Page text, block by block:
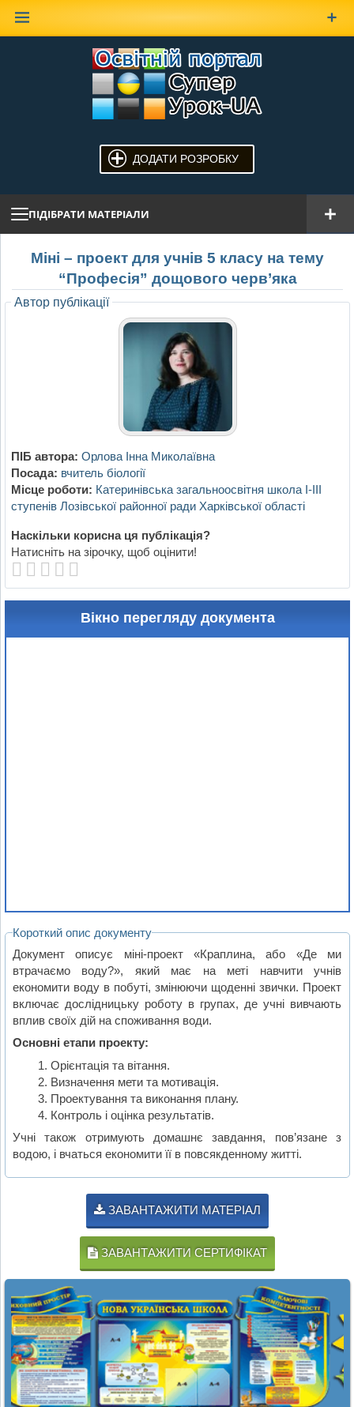
ДОДАТИ РОЗРОБКУ
ПІДІБРАТИ МАТЕРІАЛИ
Міні – проект для учнів 5 класу на тему
“Професія” дощового черв’яка
Автор публікації
ПІБ автора: Орлова Інна Миколаївна
Посада: вчитель біології
Місце роботи: Катеринівська загальноосвітня школа І-ІІІ
ступенів Лозівської районної ради Харківської області
Наскільки корисна ця публікація?
Натисніть на зірочку, щоб оцінити!
Вікно перегляду документа
Короткий опис документу
Документ описує міні-проект «Краплина, або «Де ми
втрачаємо воду?», який має на меті навчити учнів
економити воду в побуті, змінюючи щоденні звички. Проект
включає дослідницьку роботу в групах, де учні вивчають
вплив своїх дій на споживання води.
Основні етапи проекту:
Орієнтація та вітання.
Визначення мети та мотивація.
Проектування та виконання плану.
Контроль і оцінка результатів.
Учні також отримують домашнє завдання, пов’язане з
водою, і вчаться економити її в повсякденному житті.
ЗАВАНТАЖИТИ МАТЕРІАЛ
ЗАВАНТАЖИТИ СЕРТИФІКАТ